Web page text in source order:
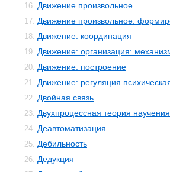
16. Движение произвольное
17. Движение произвольное:
18. Движение: координация
19. Движение: организация:
20. Движение: построение
21. Движение: регуляция
22. Двойная связь
23. Двухпроцессная теория научения
24. Деавтоматизация
25. Дебильность
26. Дедукция